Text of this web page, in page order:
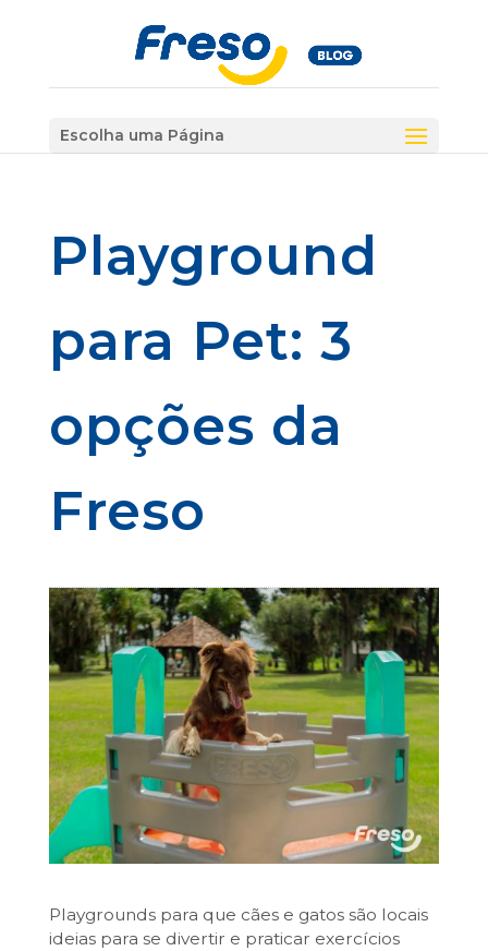
Escolha uma Página
Playground
para Pet: 3
opções da
Freso
Playgrounds para que cães e gatos são locais
ideias para se divertir e praticar exercícios